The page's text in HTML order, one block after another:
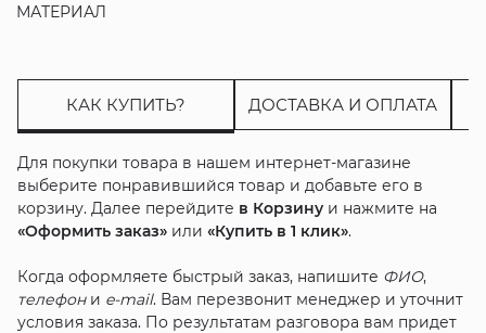
МАТЕРИАЛ
КАК КУПИТЬ? ДОСТАВКА И ОПЛАТА
Для покупки товара в нашем интернет-магазине
выберите понравившийся товар и добавьте его в
корзину. Далее перейдите в Корзинуи нажмите на
«Оформить заказ»или «Купить в 1 клик».
Когда оформляете быстрый заказ, напишите ФИО,
телефони e-mail. Вам перезвонит менеджер и уточнит
условия заказа. По результатам разговора вам придет